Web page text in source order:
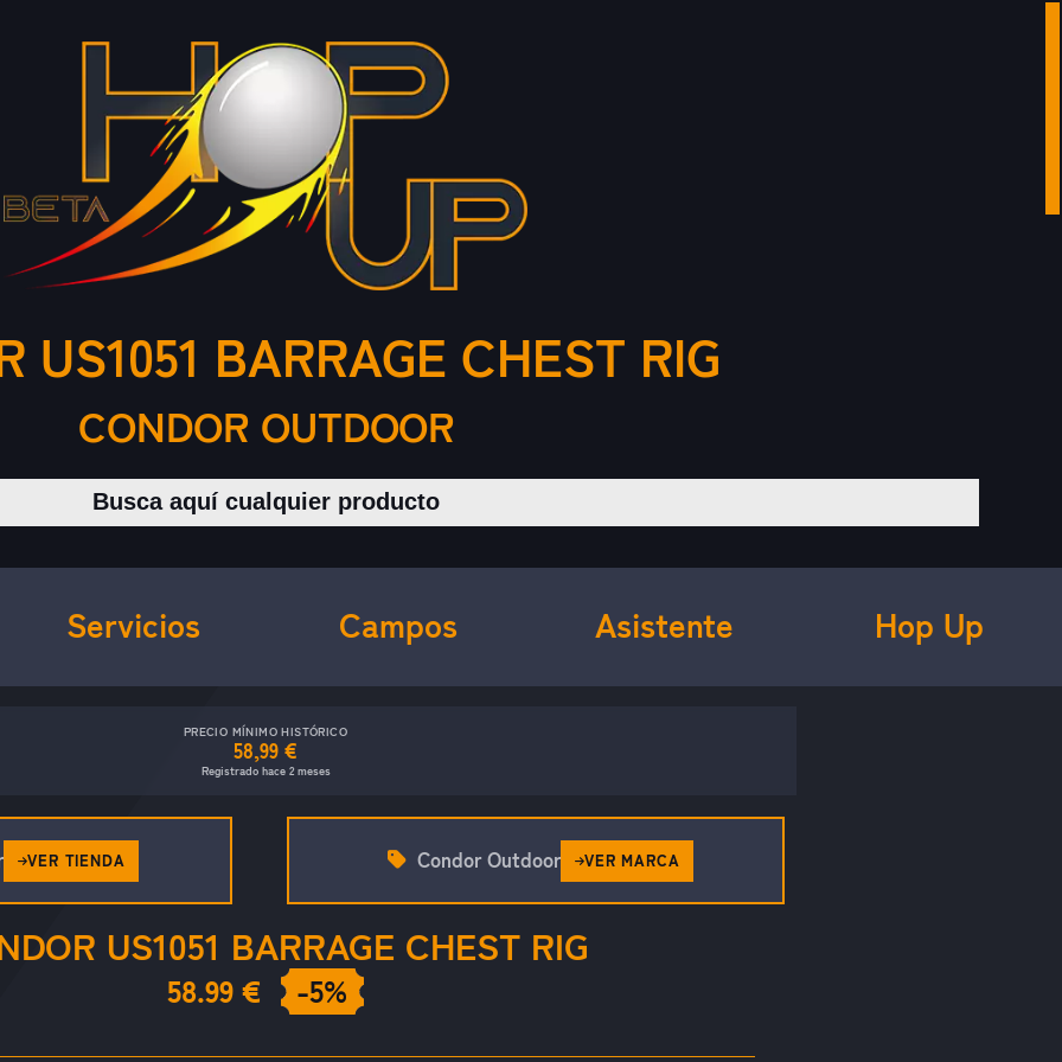
US1051 BARRAGE CHEST RIG
CONDOR OUTDOOR
Buscar productos
Servicios Campos Asistente Hop Up
PRECIO MÍNIMO HISTÓRICO
58,99 €
Registrado hace 2 meses
VER TIENDA
US1051 BARRAGE CHEST RIG
58.99 € -5%
Condor Outdoor VER MARCA